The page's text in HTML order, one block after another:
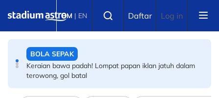
BM | EN Daftar Log in
Keraian bawa padah! Lompat papan iklan jatuh dalam
BADMINTON
Final Masters Korea: Eksperimen berjaya! Beregu
'scratch pair' negara juara!